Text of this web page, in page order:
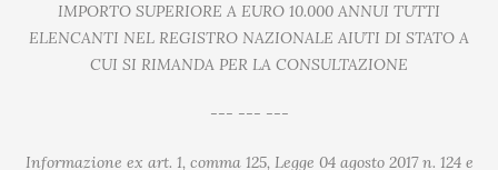
IMPORTO SUPERIORE A EURO 10.000 ANNUI TUTTI
ELENCANTI NEL REGISTRO NAZIONALE AIUTI DI STATO A
CUI SI RIMANDA PER LA CONSULTAZIONE
--- --- ---
Informazione ex art. 1, comma 125, Legge 04 agosto 2017 n. 124 e